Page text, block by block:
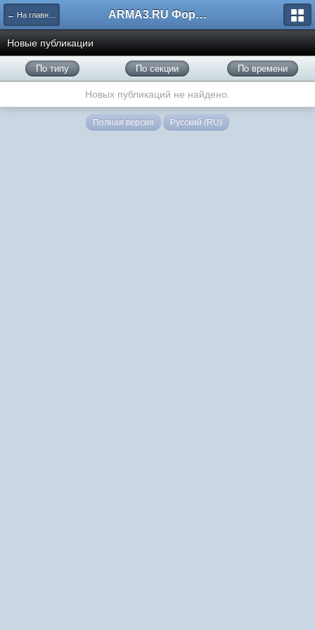
← На главную ARMA3.RU Форум
Новые публикации
По типу По секции По времени
Новых публикаций не найдено.
Полная версия Русский (RU)